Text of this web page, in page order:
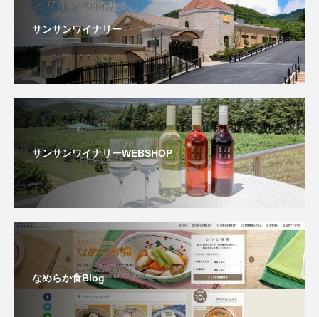
サンサンワイナリー
サンサンワイナリーWEBSHOP
なめらか食Blog